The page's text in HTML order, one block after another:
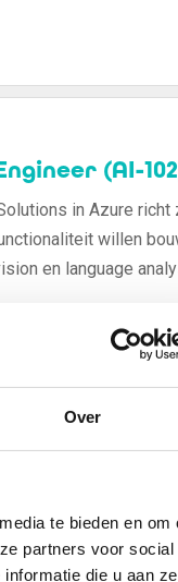
Over
te bieden en om
partners voor social
die u aan
(AI-
in Azure richt
willen
en language
en
900) is de ideale
krijgt inzicht in de
prijsmodellen.